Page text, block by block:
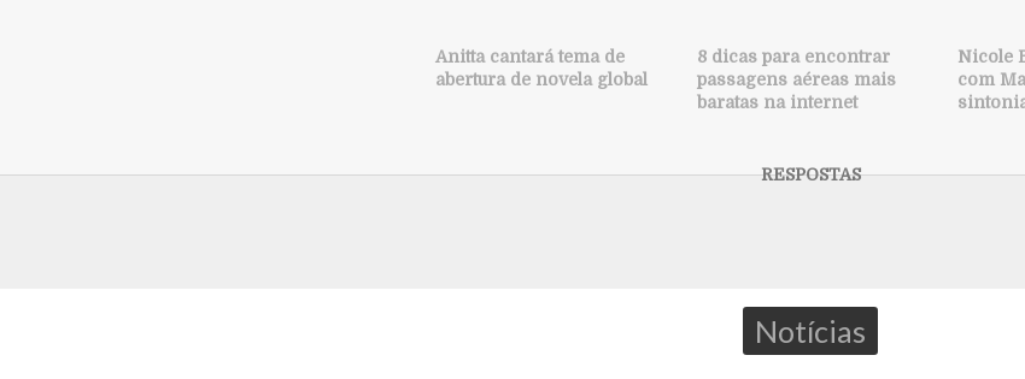
Anitta cantará tema de
abertura de novela global
8 dicas para encontrar
passagens aéreas mais
baratas na internet
Nicole
com
Notícias